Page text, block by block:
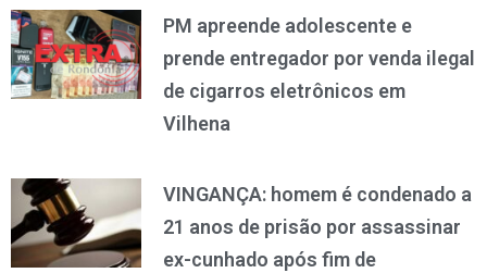
PM apreende adolescente e
prende entregador por venda ilegal
de cigarros eletrônicos em
Vilhena
VINGANÇA: homem é condenado a
21 anos de prisão por assassinar
ex-cunhado após fim de